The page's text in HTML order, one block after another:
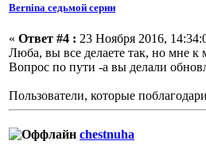
Bernina седьмой серии
« Ответ #4 : 23 Ноября 2016,
Люба, вы все делаете так, но мне к
Вопрос по пути -а вы делали
Пользователи, которые
chestnuha